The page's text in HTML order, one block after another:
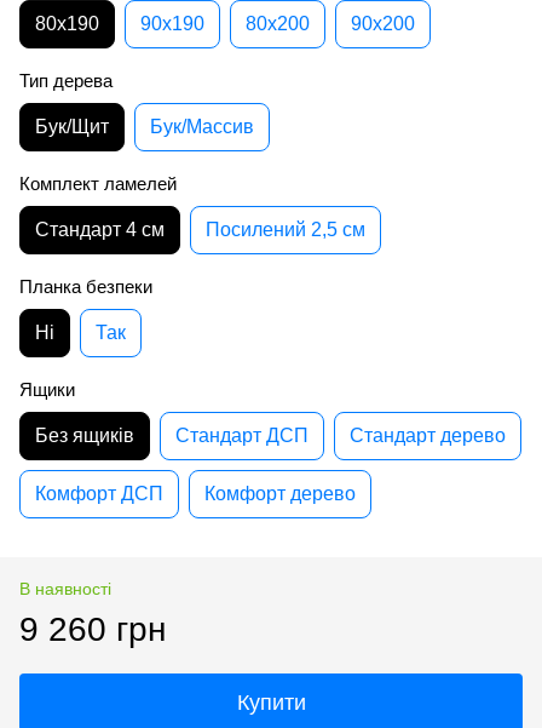
80х190 90х190 80х200 90х200
Тип дерева
Бук/Щит Бук/Массив
Комплект ламелей
Стандарт 4 см Посилений 2,5 см
Планка безпеки
Ні Так
Ящики
Без ящиків Стандарт ДСП Стандарт дерево
Комфорт ДСП Комфорт дерево
В наявності
9 260 грн
Купити